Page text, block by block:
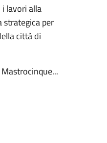
lavori alla
strategica per
città di